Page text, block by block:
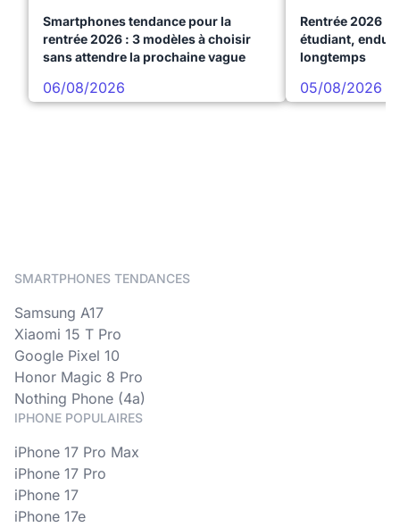
Smartphones tendance pour la
rentrée 2026 : 3 modèles à choisir
sans attendre la prochaine vague
06/08/2026
Rentrée 2026 :
étudiant,
longtemps
05/08/2026
SMARTPHONES TENDANCES
Samsung A17
Xiaomi 15 T Pro
Google Pixel 10
Honor Magic 8 Pro
Nothing Phone (4a)
IPHONE POPULAIRES
iPhone 17 Pro Max
iPhone 17 Pro
iPhone 17
iPhone 17e